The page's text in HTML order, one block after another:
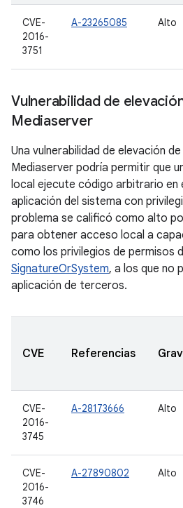
CVE-
2016-
3751
A-23265085 Alto
Vulnerabilidad de
Mediaserver
Una vulnerabilidad de elevación
Mediaserver podría permitir que
local ejecute código arbitrario en
aplicación del sistema con
problema se calificó como alto
para obtener acceso local a
como los privilegios de permisos
SignatureOrSystem, a los que no
aplicación de terceros.
CVE Referencias
CVE-
2016-
3745
A-28173666 Alto
CVE-
2016-
3746
A-27890802 Alto